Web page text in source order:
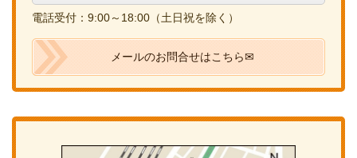
電話受付：9:00～18:00（土日祝を除く）
メールのお問合せはこちら✉